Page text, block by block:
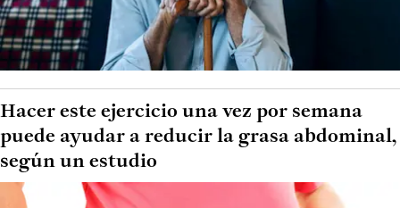
Hacer este ejercicio una vez por semana
puede ayudar a reducir la grasa abdominal,
según un estudio